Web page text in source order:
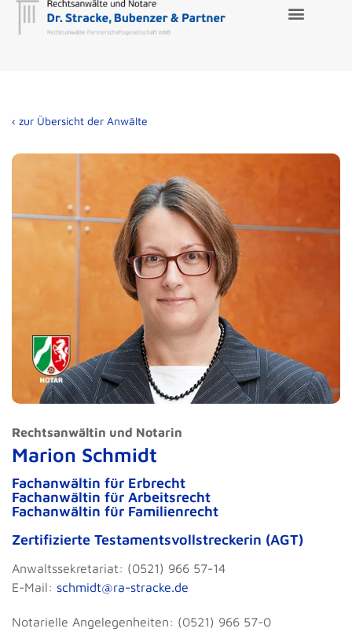
‹ zur Übersicht der Anwälte
Rechtsanwältin und Notarin
Marion Schmidt
Fachanwältin für Erbrecht
Fachanwältin für Arbeitsrecht
Fachanwältin für Familienrecht
Zertifizierte Testamentsvollstreckerin (AGT)
Anwaltssekretariat: (0521) 966 57-14
E-Mail: schmidt@ra-stracke.de
Notarielle Angelegenheiten: (0521) 966 57-0